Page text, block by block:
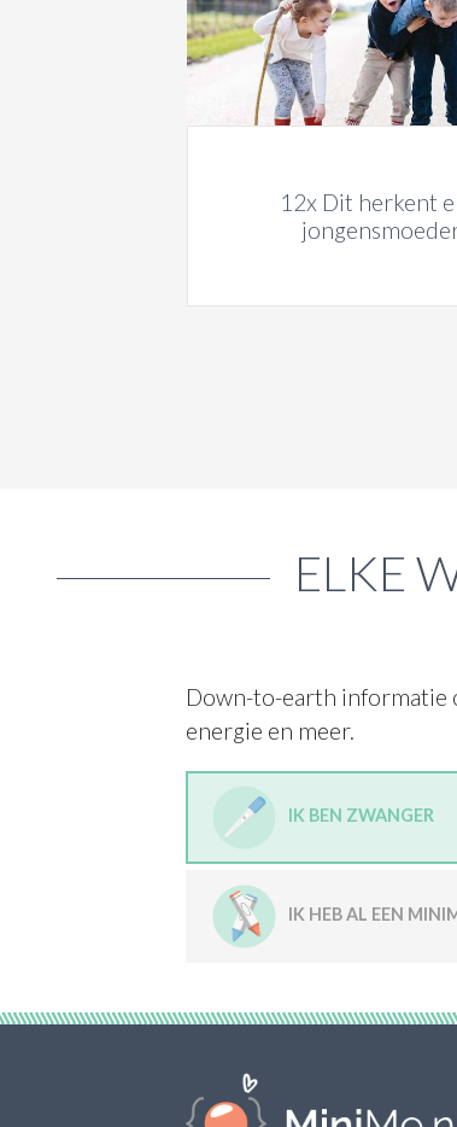
12x Dit herkent
ELKE
Down-to-earth informatie
energie en meer.
IK BEN ZWANGER
IK HEB AL EEN